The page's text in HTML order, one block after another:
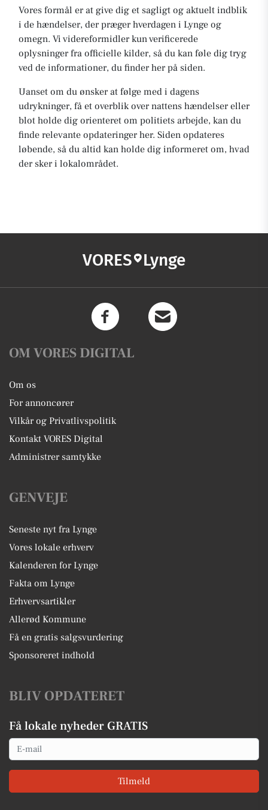
Vores formål er at give dig et sagligt og aktuelt indblik
i de hændelser, der præger hverdagen i Lynge og
omegn. Vi videreformidler kun verificerede
oplysninger fra officielle kilder, så du kan føle dig tryg
ved de informationer, du finder her på siden.
Uanset om du ønsker at følge med i dagens
udrykninger, få et overblik over nattens hændelser eller
blot holde dig orienteret om politiets arbejde, kan du
finde relevante opdateringer her. Siden opdateres
løbende, så du altid kan holde dig informeret om, hvad
der sker i lokalområdet.
VORES Lynge
OM VORES DIGITAL
Om os
For annoncører
Vilkår og Privatlivspolitik
Kontakt VORES Digital
Administrer samtykke
GENVEJE
Seneste nyt fra Lynge
Vores lokale erhverv
Kalenderen for Lynge
Fakta om Lynge
Erhvervsartikler
Allerød Kommune
Få en gratis salgsvurdering
Sponsoreret indhold
BLIV OPDATERET
Få lokale nyheder GRATIS
Email
Tilmeld